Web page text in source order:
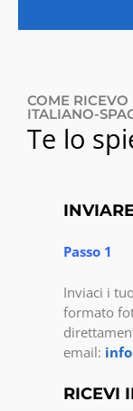
COME
ITALIANO-
Te lo
Passo 1
Inviaci i
formato
email:
RICEVI